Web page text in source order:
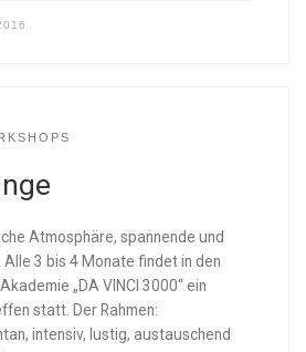
Atmosphäre, spannende und
3 bis 4 Monate findet in den
„DA VINCI 3000“ ein
statt. Der Rahmen:
intensiv, lustig, austauschend